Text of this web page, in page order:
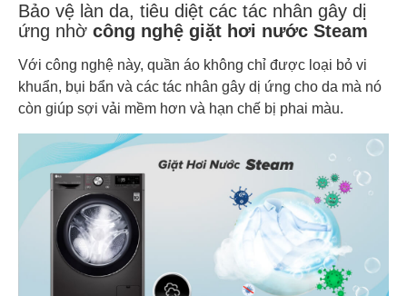
Bảo vệ làn da, tiêu diệt các tác nhân gây dị
ứng nhờ công nghệ giặt hơi nước Steam
Với công nghệ này, quần áo không chỉ được loại bỏ vi
khuẩn, bụi bẩn và các tác nhân gây dị ứng cho da mà nó
còn giúp sợi vải mềm hơn và hạn chế bị phai màu.